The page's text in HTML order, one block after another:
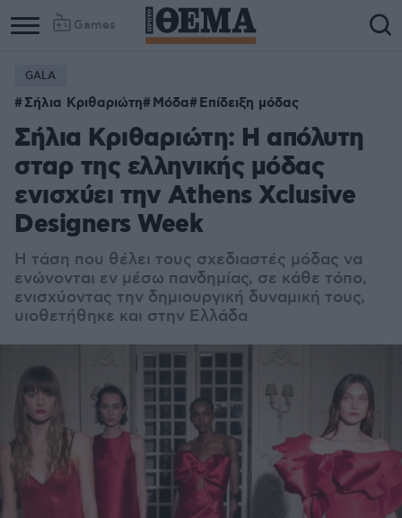
Games
Column
1
Column
2
GALA
Σήλια Κριθαριώτη Μόδα Επίδειξη μόδας
Σήλια Κριθαριώτη: Η απόλυτη
σταρ της ελληνικής μόδας
ενισχύει την Athens Xclusive
Designers Week
Η τάση που θέλει τους σχεδιαστές μόδας να
ενώνονται εν μέσω πανδημίας, σε κάθε τόπο,
ενισχύοντας την δημιουργική δυναμική τους,
υιοθετήθηκε και στην Ελλάδα